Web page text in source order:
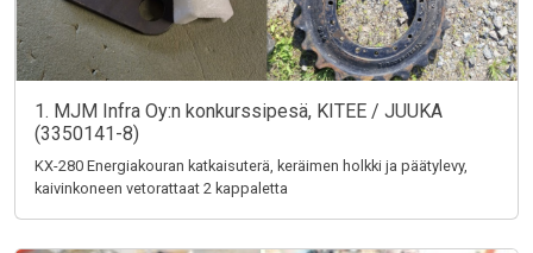
1. MJM Infra Oy:n konkurssipesä, KITEE / JUUKA
(3350141-8)
KX-280 Energiakouran katkaisuterä, keräimen holkki ja päätylevy,
kaivinkoneen vetorattaat 2 kappaletta